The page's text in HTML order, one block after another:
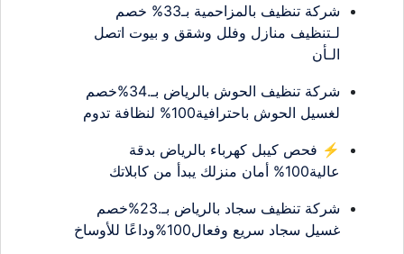
شركة تنظيف بالمزاحمية بـ33% خصم
لـتنظيف منازل وفلل وشقق و بيوت اتصل
الـأن
شركة تنظيف الحوش بالرياض بـ.34%خصم
لغسيل الحوش باحترافية100% لنظافة تدوم
⚡ فحص كيبل كهرباء بالرياض بدقة
عالية100% أمان منزلك يبدأ من كابلاتك
شركة تنظيف سجاد بالرياض بـ.23%خصم
غسيل سجاد سريع وفعال100%وداعًا للأوساخ